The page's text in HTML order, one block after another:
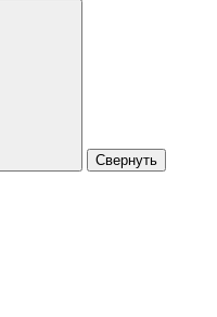
Свернуть